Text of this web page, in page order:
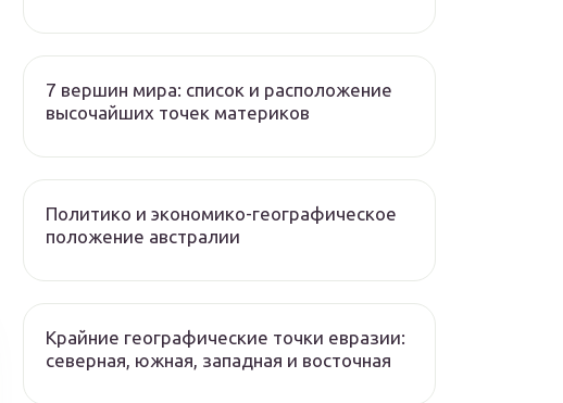
7 вершин мира: список и расположение
высочайших точек материков
Политико и экономико-географическое
положение австралии
Крайние географические точки евразии:
северная, южная, западная и восточная